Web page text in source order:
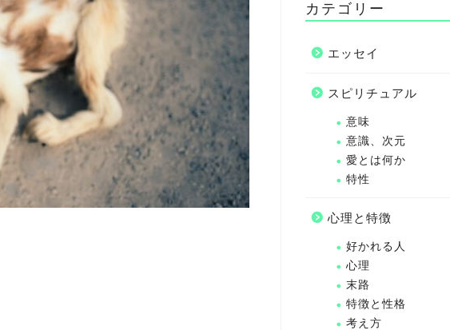
カテゴリー
エッセイ
スピリチュアル
意味
意識、次元
愛とは何か
特性
心理と特徴
好かれる人
心理
末路
特徴と性格
考え方